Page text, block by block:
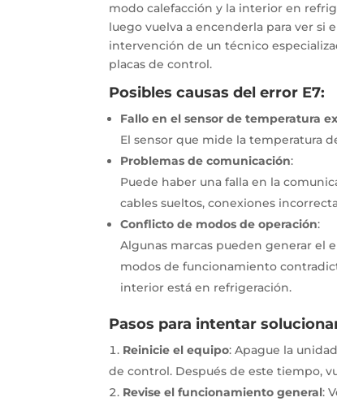
modo calefacción y la interior en
luego vuelva a encenderla para ver si
intervención de un técnico
placas de control.
Posibles causas del error E7:
Fallo en el sensor de temperatura
El sensor que mide la temperatura
Problemas de comunicación:
Puede haber una falla en la
cables sueltos, conexiones
Conflicto de modos de operación:
Algunas marcas pueden generar el
modos de funcionamiento
interior está en refrigeración.
Pasos para intentar
Reinicie el equipo:Apague la
de control. Después de este tiempo,
Revise el funcionamiento general: